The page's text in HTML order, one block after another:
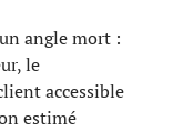
angle mort :
le
accessible
estimé